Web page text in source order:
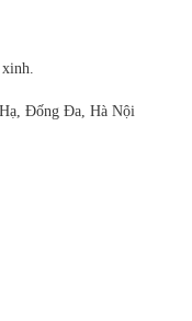
xinh.
Đống Đa, Hà Nội